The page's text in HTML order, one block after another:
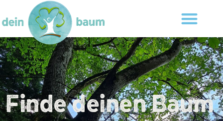
Finde deinen Baum